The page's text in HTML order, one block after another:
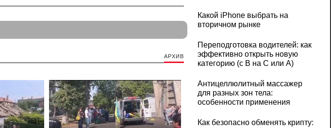
АРХИВ
Какой iPhone выбрать на
вторичном рынке
Переподготовка водителей: как
эффективно открыть новую
категорию (с B на C или А)
Антицеллюлитный массажер
для разных зон тела:
особенности применения
Как безопасно обменять крипту: